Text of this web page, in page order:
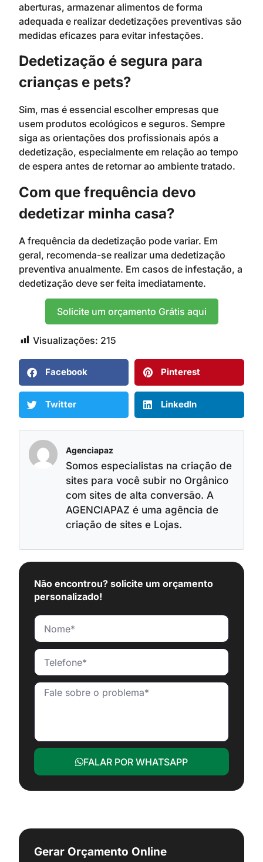
aberturas, armazenar alimentos de forma
adequada e realizar dedetizações preventivas são
medidas eficazes para evitar infestações.
Dedetização é segura para
crianças e pets?
Sim, mas é essencial escolher empresas que
usem produtos ecológicos e seguros. Sempre
siga as orientações dos profissionais após a
dedetização, especialmente em relação ao tempo
de espera antes de retornar ao ambiente tratado.
Com que frequência devo
dedetizar minha casa?
A frequência da dedetização pode variar. Em
geral, recomenda-se realizar uma dedetização
preventiva anualmente. Em casos de infestação, a
dedetização deve ser feita imediatamente.
Solicite um orçamento Grátis aqui
Visualizações: 215
Facebook Pinterest
Twitter LinkedIn
Agenciapaz
Somos especialistas na criação de
sites para você subir no Orgânico
com sites de alta conversão. A
AGENCIAPAZ é uma agência de
criação de sites e Lojas.
Não encontrou? solicite um orçamento
personalizado!
FALAR POR WHATSAPP
Gerar Orçamento Online